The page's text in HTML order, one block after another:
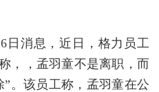
日消息，近日，格力员工
，，孟羽童不是离职，而
。该员工称，孟羽童在公